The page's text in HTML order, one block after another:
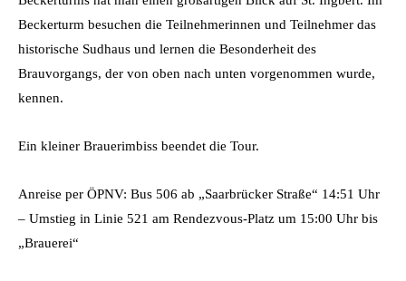
Beckerturm besuchen die Teilnehmerinnen und Teilnehmer das
historische Sudhaus und lernen die Besonderheit des
Brauvorgangs, der von oben nach unten vorgenommen wurde,
kennen.
Ein kleiner Brauerimbiss beendet die Tour.
Anreise per ÖPNV: Bus 506 ab „Saarbrücker Straße“ 14:51 Uhr
– Umstieg in Linie 521 am Rendezvous-Platz um 15:00 Uhr bis
„Brauerei“